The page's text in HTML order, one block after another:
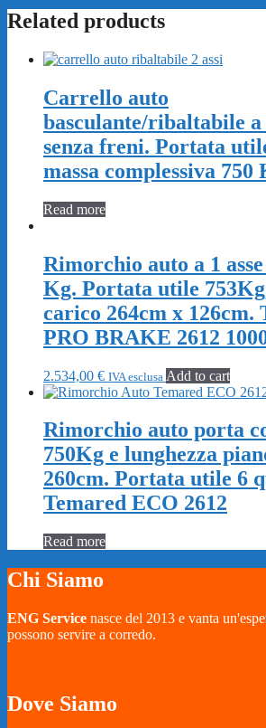
Related products
Carrello auto
basculante/ribaltabile a
senza freni. Portata
massa complessiva 750
Read more
Rimorchio auto a 1
Kg. Portata utile
carico 264cm x 126cm.
PRO BRAKE 2612
2.534,00 € IVA esclusa Add to cart
Rimorchio auto porta
750Kg e lunghezza
260cm. Portata utile 6
Temared ECO 2612
Read more
Chi Siamo
ENG Service nasce del 2013 e vanta
possono servire a corredo.
Dove Siamo